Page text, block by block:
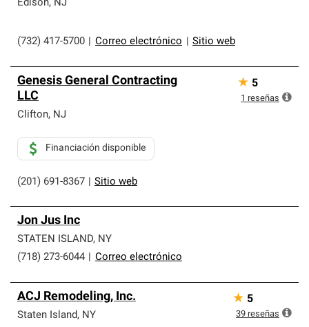
Edison, NJ
(732) 417-5700 Correo electrónico Sitio web
Genesis General Contracting
LLC
Clifton, NJ
(201) 691-8367 Sitio web
Financiación disponible
★ 5
1 reseñas
Jon Jus Inc
STATEN ISLAND, NY
(718) 273-6044
Correo electrónico
ACJ Remodeling, Inc.
Staten Island, NY
★ 5
39 reseñas